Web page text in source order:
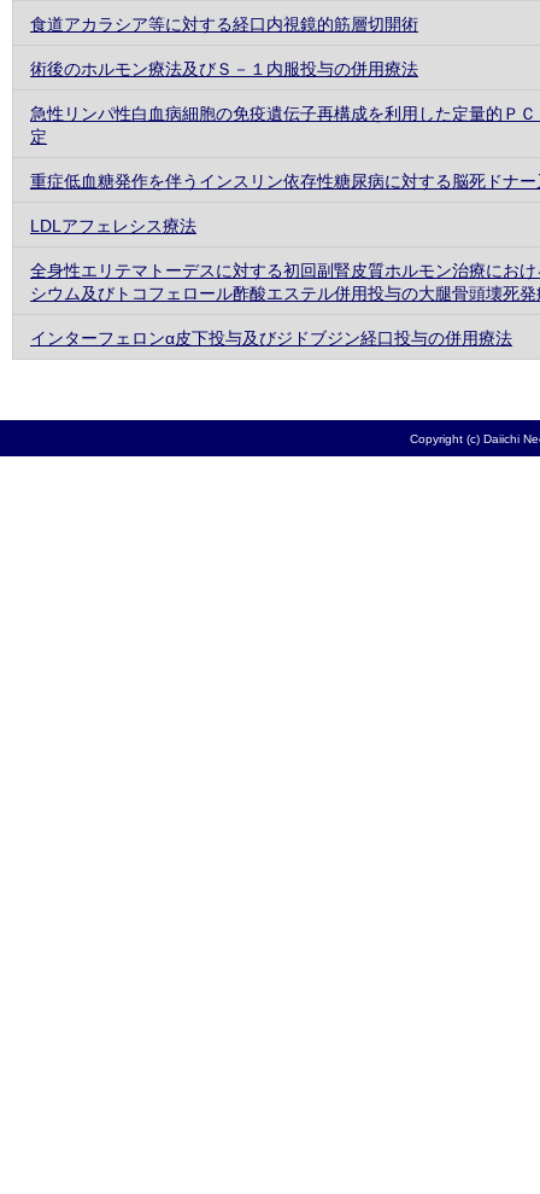
食道アカラシア等に対する経口内視鏡的筋層切開術
術後のホルモン療法及びＳ－１内服投与の併用療法
急性リンパ性白血病細胞の免疫遺伝子再構成を利用した定量的Ｐ
定
重症低血糖発作を伴うインスリン依存性糖尿病に対する脳死ドナ
LDLアフェレシス療法
全身性エリテマトーデスに対する初回副腎皮質ホルモン治療にお
シウム及びトコフェロール酢酸エステル併用投与の大腿骨頭壊死
インターフェロンα皮下投与及びジドブジン経口投与の併用療法
Copyright (c) Daiichi